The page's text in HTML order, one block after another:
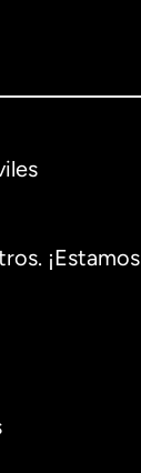
¡Estamos